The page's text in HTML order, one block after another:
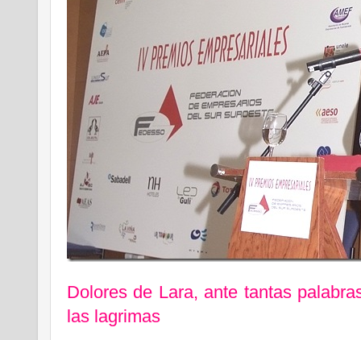
Dolores de Lara, ante tantas
las lagrimas